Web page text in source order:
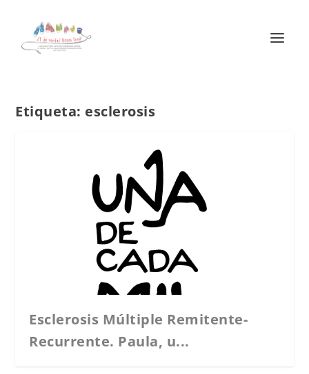
Etiqueta: esclerosis
Esclerosis Múltiple Remitente-
Recurrente. Paula, u...